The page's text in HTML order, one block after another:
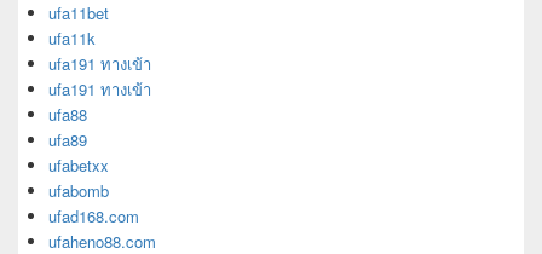
ufa11bet
ufa11k
ufa191 ทางเข้า
ufa191 ทางเข้า
ufa88
ufa89
ufabetxx
ufabomb
ufad168.com
ufaheno88.com